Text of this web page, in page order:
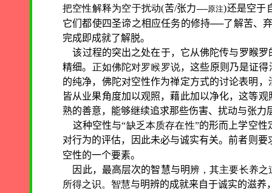
把空性解释为空于扰动(苦/张力──原注)还是空于
它们都使四圣谛之相应任务的修持──了解苦、
完成即成就了解脱。
该过程的突出之处在于，它从佛陀传与罗睺
精细。 正如佛陀对罗睺罗说，这些原则乃是证
的纯净，佛陀对空性作为禅定方式的讨论表明
皆从业果角度加以观照，藉此加以净化，这等
熟的善意，能够继续追求那些伤害、扰动与张力
这种空性与“缺乏本质存在性”的形而上学空
对行为的评估，因此未必与诚实有关。前者则要
空性的一个要素。
因此，最高层次的智慧与明辨，其主要长养之
所得之识。智慧与明辨的成就来自于诚实的滋养